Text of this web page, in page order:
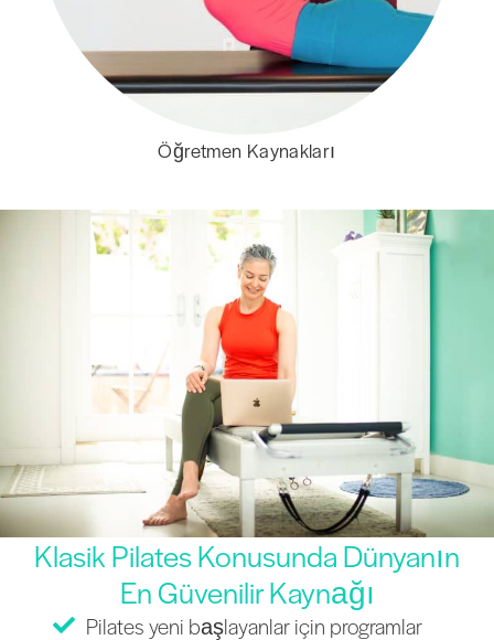
Öğretmen Kaynakları
Klasik Pilates Konusunda Dünyanın
En Güvenilir Kaynağı
Pilates yeni başlayanlar için programlar